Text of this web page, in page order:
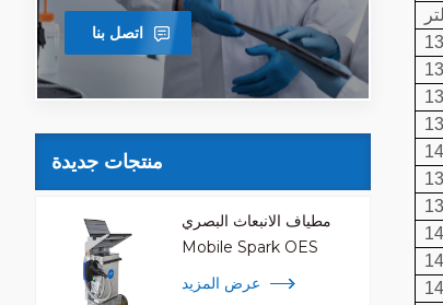
اتصل بنا
منتجات جديدة
مطياف الانبعاث البصري
Mobile Spark OES
عرض المزيد